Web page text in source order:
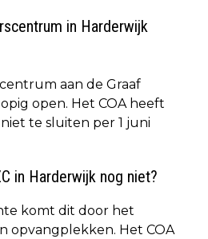
in Harderwijk
aan de Graaf
open. Het COA heeft
te sluiten per 1 juni
in Harderwijk nog niet?
komt dit door het
opvangplekken. Het COA